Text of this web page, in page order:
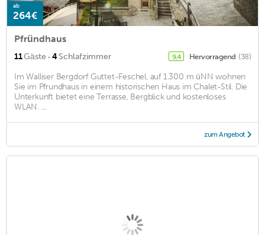
ab
264€
Pfründhaus
11Gäste · 4Schlafzimmer 9,4 Hervorragend (38)
Im Walliser Bergdorf Guttet-Feschel, auf 1.300 m üNN wohnen
Sie im Pfrundhaus in einem historischen Haus im Chalet-Stil. Die
Unterkunft bietet eine Terrasse, Bergblick und kostenloses
WLAN. ...
zum Angebot